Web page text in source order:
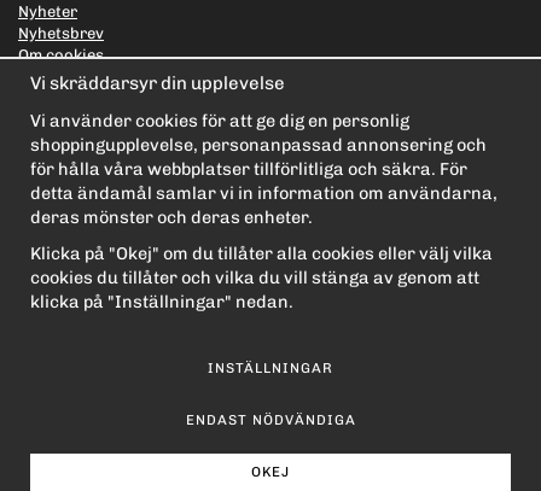
Nyheter
Nyhetsbrev
Om cookies
Länkar
Integritetspolicy
PRENUMERERA PÅ NYHETSBREVET FÖR VÅRA BÄSTA
ERBJUDANDEN OCH NYHETER!
E-
postadress
Drift & produktion:Wikinggruppen
Vi skräddarsyr din upplevelse
Vi använder cookies för att ge dig en personlig
shoppingupplevelse, personanpassad annonsering och
för hålla våra webbplatser tillförlitliga och säkra. För
detta ändamål samlar vi in information om användarna,
deras mönster och deras enheter.
Klicka på "Okej" om du tillåter alla cookies eller välj vilka
cookies du tillåter och vilka du vill stänga av genom att
klicka på "Inställningar" nedan.
INSTÄLLNINGAR
ENDAST NÖDVÄNDIGA
OKEJ